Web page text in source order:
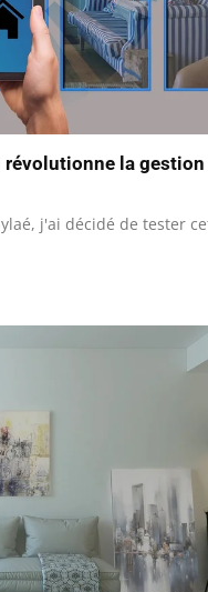
la gestion
j'ai décidé de tester